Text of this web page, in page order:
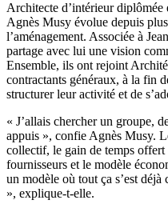
Architecte d’intérieur
Agnès Musy évolue depuis
l’aménagement. Associée à
partage avec lui une vision
Ensemble, ils ont rejoint
contractants généraux, à la fin
structurer leur activité et de
« J’allais chercher un groupe,
appuis », confie Agnès Musy.
collectif, le gain de temps
fournisseurs et le modèle
un modèle où tout ça s’est déjà
», explique-t-elle.